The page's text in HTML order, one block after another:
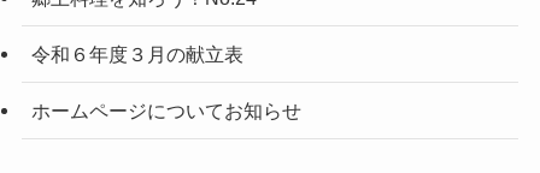
令和６年度３月の献立表
ホームページについてお知らせ